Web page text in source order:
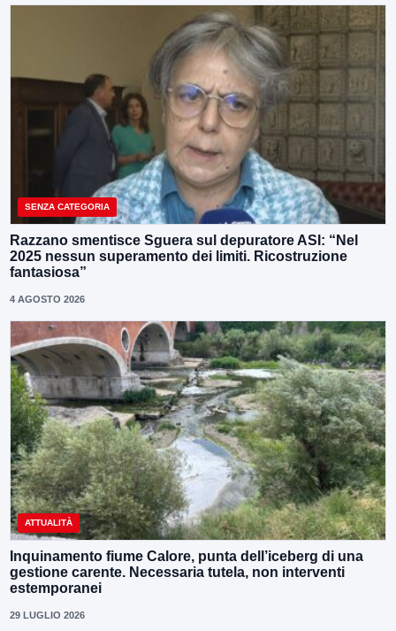
SENZA CATEGORIA
Razzano smentisce Sguera sul depuratore ASI: “Nel
2025 nessun superamento dei limiti. Ricostruzione
fantasiosa”
4 AGOSTO 2026
ATTUALITÀ
Inquinamento fiume Calore, punta dell’iceberg di una
gestione carente. Necessaria tutela, non interventi
estemporanei
29 LUGLIO 2026